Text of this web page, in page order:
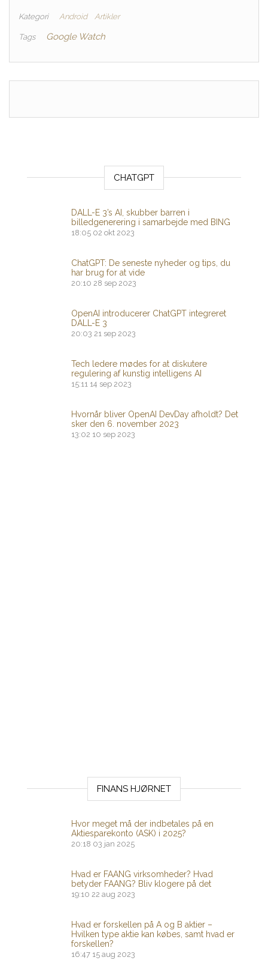
Kategori Android Artikler
Tags Google Watch
CHATGPT
DALL-E 3’s AI, skubber barren i
billedgenerering i samarbejde med BING
18:05 02 okt 2023
ChatGPT: De seneste nyheder og tips, du
har brug for at vide
20:10 28 sep 2023
OpenAI introducerer ChatGPT integreret
DALL-E 3
20:03 21 sep 2023
Tech ledere mødes for at diskutere
regulering af kunstig intelligens AI
15:11 14 sep 2023
Hvornår bliver OpenAI DevDay afholdt? Det
sker den 6. november 2023
13:02 10 sep 2023
FINANS HJØRNET
Hvor meget må der indbetales på en
Aktiesparekonto (ASK) i 2025?
20:18 03 jan 2025
Hvad er FAANG virksomheder? Hvad
betyder FAANG? Bliv klogere på det
19:10 22 aug 2023
Hvad er forskellen på A og B aktier –
Hvilken type aktie kan købes, samt hvad er
forskellen?
16:47 15 aug 2023